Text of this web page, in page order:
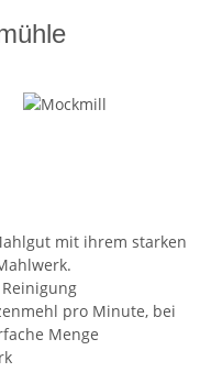
mit ihrem starken
pro Minute, bei
Menge